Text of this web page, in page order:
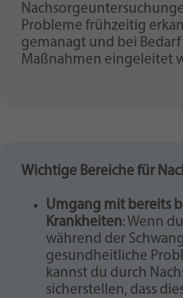
Probleme frühzeitig
gemanagt und bei
Maßnahmen eingeleitet
Wichtige Bereiche für
Umgang mit bereits
Krankheiten: Wenn
während der
gesundheitliche
kannst du durch
sicherstellen, dass